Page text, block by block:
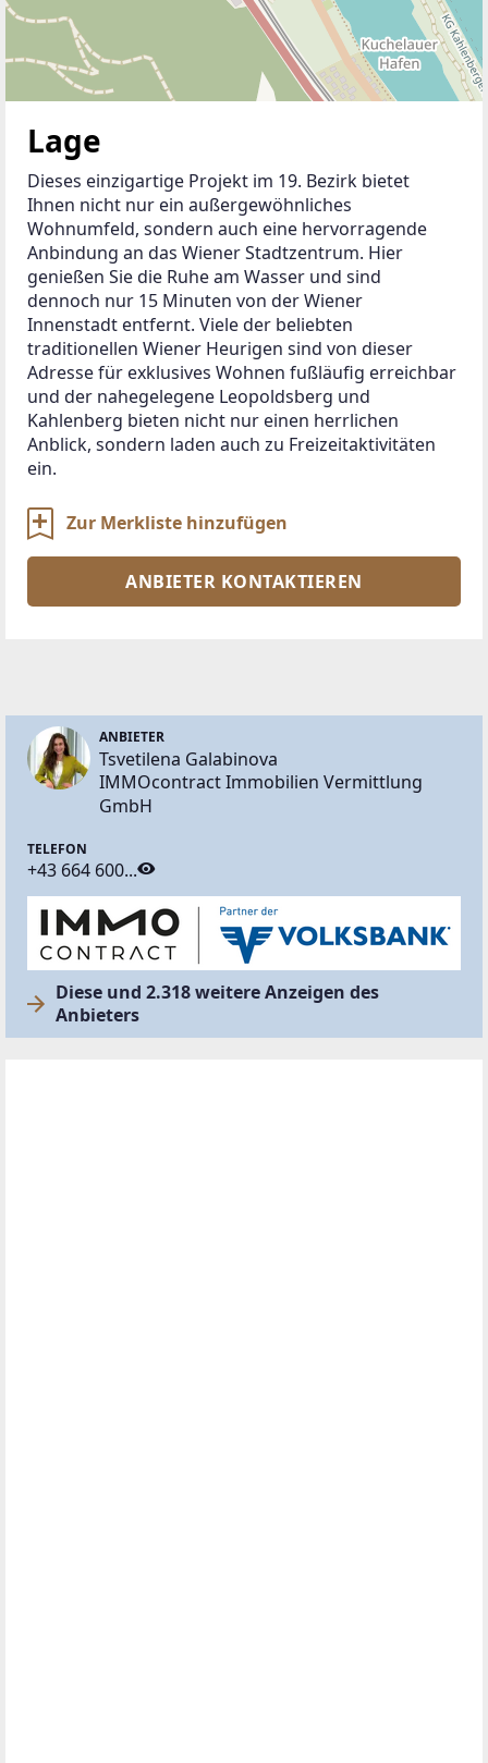
Lage
Dieses einzigartige Projekt im 19. Bezirk bietet
Ihnen nicht nur ein außergewöhnliches
Wohnumfeld, sondern auch eine hervorragende
Anbindung an das Wiener Stadtzentrum. Hier
genießen Sie die Ruhe am Wasser und sind
dennoch nur 15 Minuten von der Wiener
Innenstadt entfernt. Viele der beliebten
traditionellen Wiener Heurigen sind von dieser
Adresse für exklusives Wohnen fußläufig erreichbar
und der nahegelegene Leopoldsberg und
Kahlenberg bieten nicht nur einen herrlichen
Anblick, sondern laden auch zu Freizeitaktivitäten
ein.
Zur Merkliste hinzufügen
ANBIETER KONTAKTIEREN
ANBIETER
Tsvetilena Galabinova
IMMOcontract Immobilien Vermittlung
GmbH
TELEFON
+43 664 600...
Diese und 2.318 weitere Anzeigen des
Anbieters